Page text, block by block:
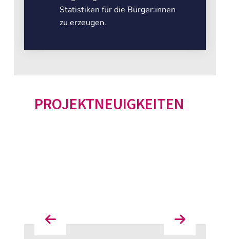
Statistiken für die Bürger:innen
zu erzeugen.
PROJEKTNEUIGKEITEN